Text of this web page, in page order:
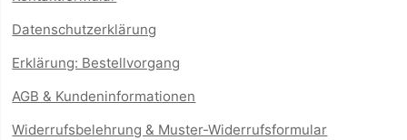
Datenschutzerklärung
Erklärung: Bestellvorgang
AGB & Kundeninformationen
Widerrufsbelehrung & Muster-Widerrufsformular